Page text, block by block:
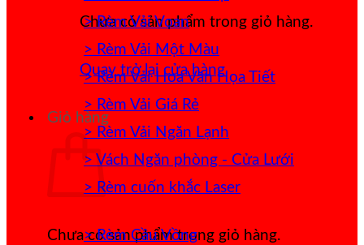
Chưa có sản phẩm trong giỏ hàng.
Quay trở lại cửa hàng
Giỏ hàng
Chưa có sản phẩm trong giỏ hàng.
> Rèm Vải Voan
> Rèm Vải Một Màu
> Rèm Vải Hoa Văn Họa Tiết
> Rèm Vải Giá Rẻ
> Rèm Vải Ngăn Lạnh
> Vách Ngăn phòng - Cửa Lưới
> Rèm cuốn khắc Laser
> Rèm Cầu Vồng